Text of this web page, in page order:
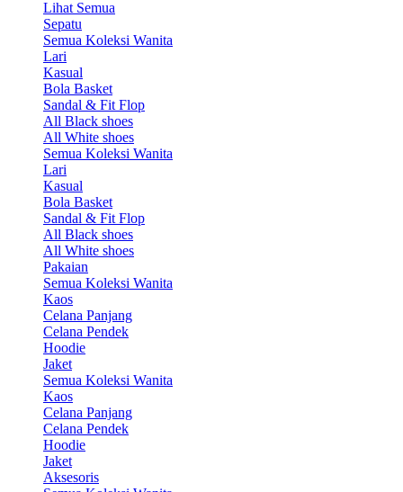
Lihat Semua
Sepatu
Semua Koleksi Wanita
Lari
Kasual
Bola Basket
Sandal & Fit Flop
All Black shoes
All White shoes
Semua Koleksi Wanita
Lari
Kasual
Bola Basket
Sandal & Fit Flop
All Black shoes
All White shoes
Pakaian
Semua Koleksi Wanita
Kaos
Celana Panjang
Celana Pendek
Hoodie
Jaket
Semua Koleksi Wanita
Kaos
Celana Panjang
Celana Pendek
Hoodie
Jaket
Aksesoris